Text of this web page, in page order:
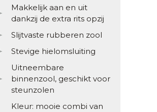
Makkelijk aan en uit
dankzij de extra rits opzij
Slijtvaste rubberen zool
Stevige hielomsluiting
Uitneembare
binnenzool, geschikt voor
steunzolen
Kleur: mooie combi van